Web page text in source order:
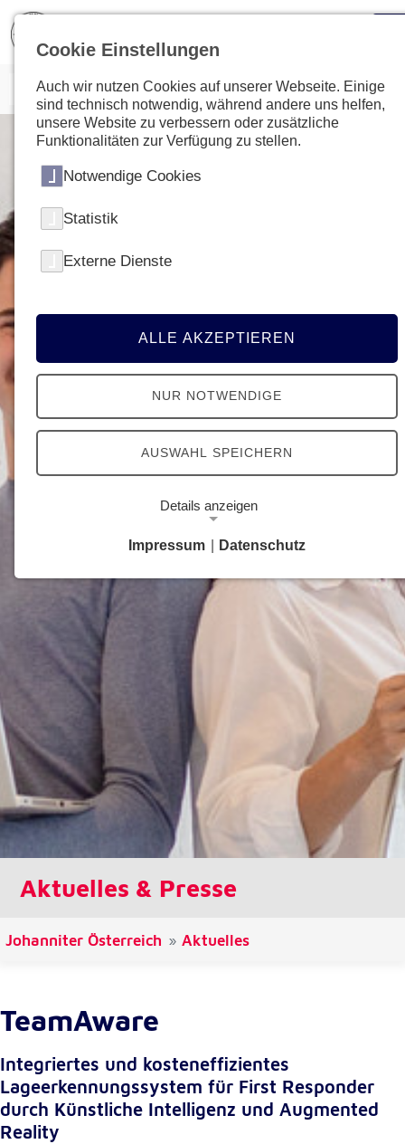
Aktuelles & Presse
Johanniter Österreich Aktuelles
TeamAware
Integriertes und kosteneffizientes
Lageerkennungssystem für First Responder
durch Künstliche Intelligenz und Augmented
Reality
Cookie Einstellungen
Auch wir nutzen Cookies auf unserer Webseite. Einige
sind technisch notwendig, während andere uns helfen,
unsere Website zu verbessern oder zusätzliche
Funktionalitäten zur Verfügung zu stellen.
Notwendige Cookies
Statistik
Externe Dienste
ALLE AKZEPTIEREN
NUR NOTWENDIGE
AUSWAHL SPEICHERN
Details anzeigen
Notwendige Cookies ermöglichen grundlegende
Funktionen und sind für die einwandfreie Funktion
der Website erforderlich.
Google Analytics Opt-Out-Cookie
Name:
Zweck:
Dieser Cookie speichert die gewählte
Einverständnisoption bezüglich Google Analytics
Opt-Out
1 Jahr
Dieser Cookie speichert die ausgewählten
Cookie Laufzeit:
1 Jahr
Impressum Datenschutz